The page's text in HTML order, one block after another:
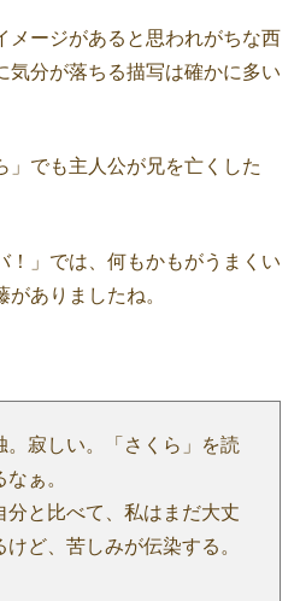
メージがあると思われがちな西
気分が落ちる描写は確かに多い
」でも主人公が兄を亡くした
！」では、何もかもがうまくい
ありましたね。
。寂しい。「さくら」を読
ぁ。
分と比べて、私はまだ大丈
ど、苦しみが伝染する。